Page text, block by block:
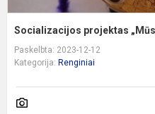
Socializacijos projektas
Paskelbta: 2023-12-12
Kategorija: Renginiai